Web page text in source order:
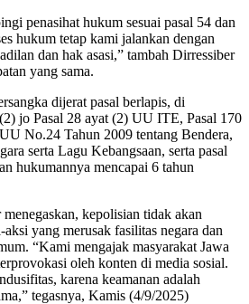
penasihat hukum sesuai pasal 54 dan
hukum tetap kami jalankan dengan
dan hak asasi,” tambah Dirressiber
yang sama.
dijerat pasal berlapis, di
jo Pasal 28 ayat (2) UU ITE, Pasal 170
No.24 Tahun 2009 tentang Bendera,
serta Lagu Kebangsaan, serta pasal
hukumannya mencapai 6 tahun
kepolisian tidak akan
yang merusak fasilitas negara dan
“Kami mengajak masyarakat Jawa
oleh konten di media sosial.
karena keamanan adalah
tegasnya, Kamis (4/9/2025)